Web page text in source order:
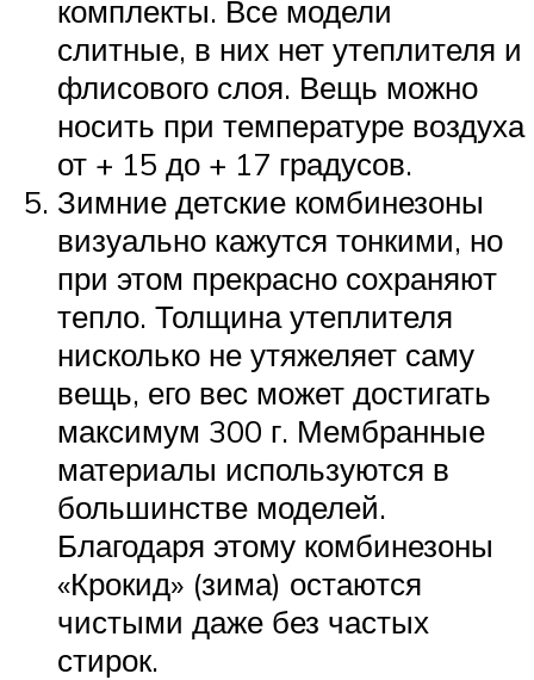
комплекты. Все модели
слитные, в них нет утеплителя и
флисового слоя. Вещь можно
носить при температуре воздуха
от + 15 до + 17 градусов.
Зимние детские комбинезоны
визуально кажутся тонкими, но
при этом прекрасно сохраняют
тепло. Толщина утеплителя
нисколько не утяжеляет саму
вещь, его вес может достигать
максимум 300 г. Мембранные
материалы используются в
большинстве моделей.
Благодаря этому комбинезоны
«Крокид» (зима) остаются
чистыми даже без частых
стирок.